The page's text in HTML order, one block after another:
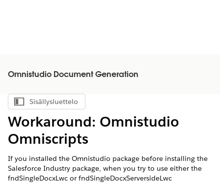
Omnistudio Document Generation
Näytä sisällysluettelo
Sisällysluettelo
Workaround: Omnistudio
Omniscripts
If you installed the Omnistudio package before installing the
Salesforce Industry package, when you try to use either the
fndSingleDocxLwc or fndSingleDocxServersideLwc